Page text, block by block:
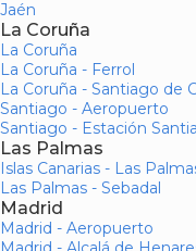
Jaén
La Coruña
La Coruña
La Coruña - Ferrol
La Coruña - Santiago de
Santiago - Aeropuerto
Santiago - Estación
Las Palmas
Islas Canarias - Las
Las Palmas - Sebadal
Madrid
Madrid - Aeropuerto